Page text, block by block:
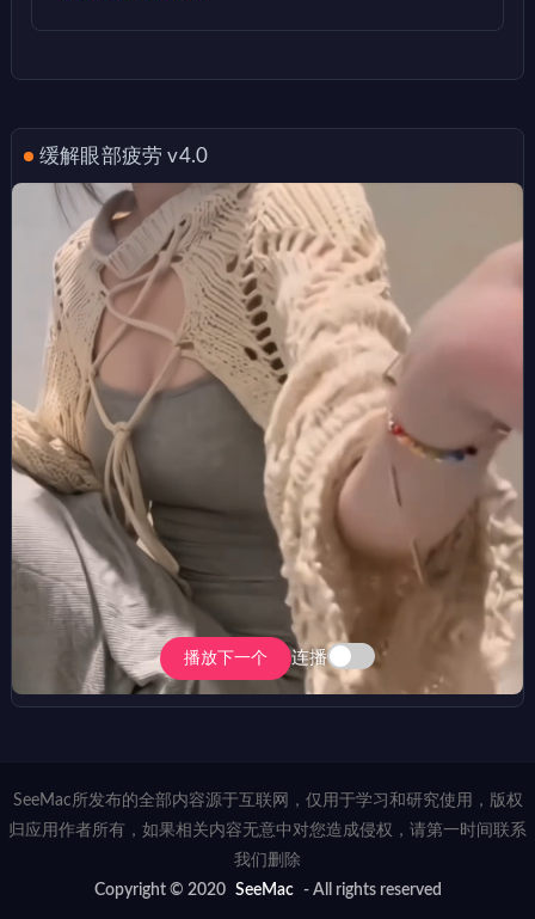
缓解眼部疲劳 v4.0
播放下一个 连播
SeeMac所发布的全部内容源于互联网，仅用于学习和研究使用，版权
归应用作者所有，如果相关内容无意中对您造成侵权，请第一时间联系
我们删除
Copyright © 2020 SeeMac - All rights reserved